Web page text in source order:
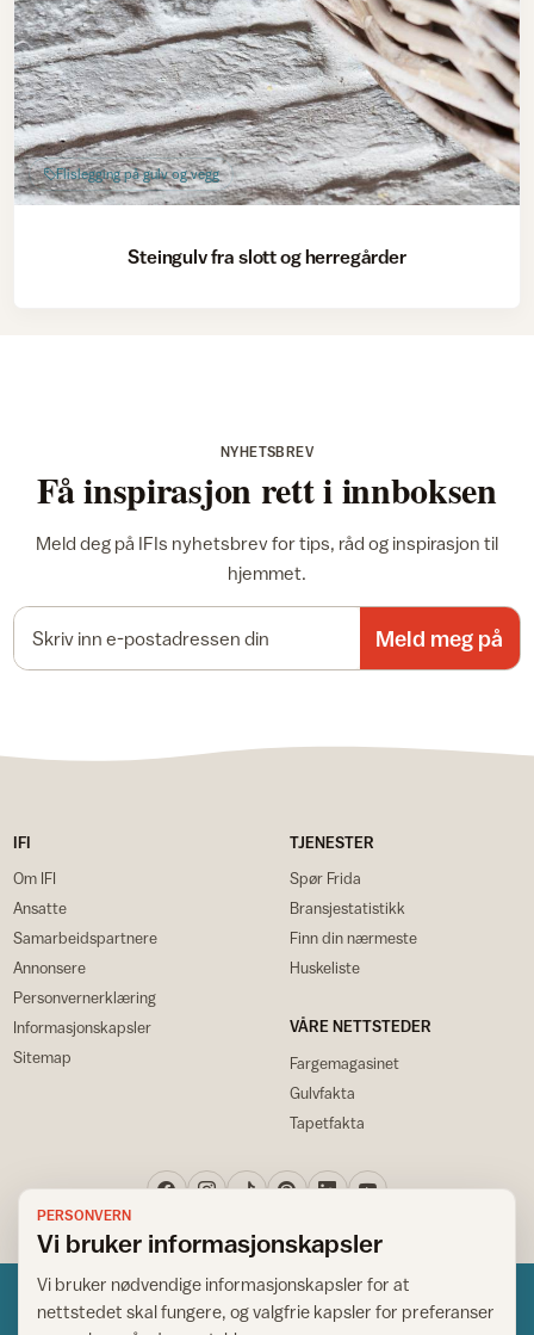
Flislegging på gulv og vegg
Steingulv fra slott og herregårder
NYHETSBREV
Få inspirasjon rett i innboksen
Meld deg på IFIs nyhetsbrev for tips, råd og inspirasjon til
hjemmet.
Meld meg på
IFI
Om IFI
Ansatte
Samarbeidspartnere
Annonsere
Personvernerklæring
Informasjonskapsler
Sitemap
TJENESTER
Spør Frida
Bransjestatistikk
Finn din nærmeste
Huskeliste
VÅRE NETTSTEDER
Fargemagasinet
Gulvfakta
Tapetfakta
PERSONVERN
Vi bruker informasjonskapsler
Vi bruker nødvendige informasjonskapsler for at
nettstedet skal fungere, og valgfrie kapsler for preferanser